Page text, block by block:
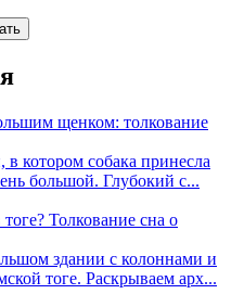
щенком: толкование
в котором собака принесла
большой. Глубокий с...
Толкование сна о
здании с колоннами и
тоге. Раскрываем арх...